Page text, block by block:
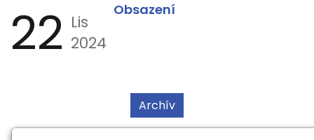
22 Lis
2024
Obsazení
Archív